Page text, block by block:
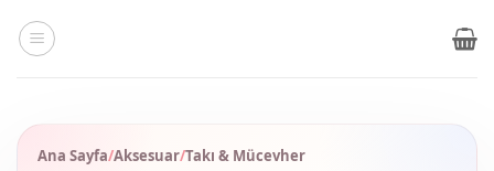
atla
Ana Sayfa/Aksesuar/Takı & Mücevher